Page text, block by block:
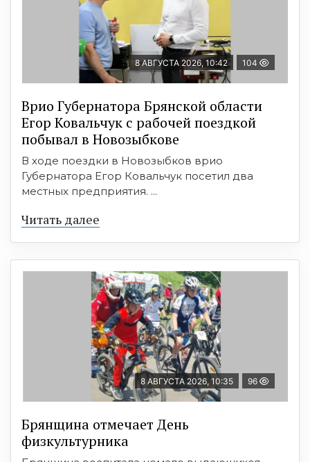
8 АВГУСТА 2026, 10:42 104
Врио Губернатора Брянской области
Егор Ковальчук с рабочей поездкой
побывал в Новозыбкове
В ходе поездки в Новозыбков врио
Губернатора Егор Ковальчук посетил два
местных предприятия. ...
Читать далее
8 АВГУСТА 2026, 10:35 96
Брянщина отмечает День
физкультурника